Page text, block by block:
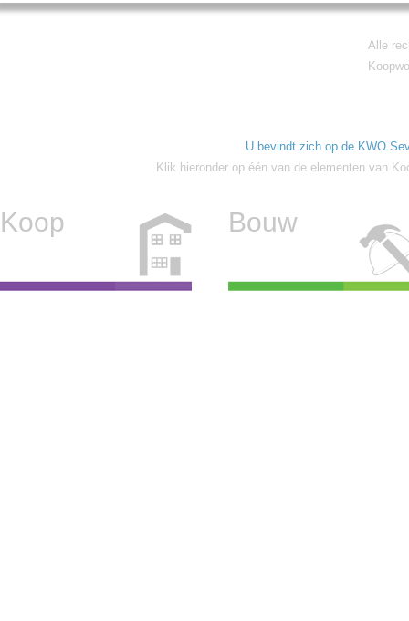
Alle
U bevindt zich op de KWO
Klik hieronder op één van de elementen van
Koop Bouw